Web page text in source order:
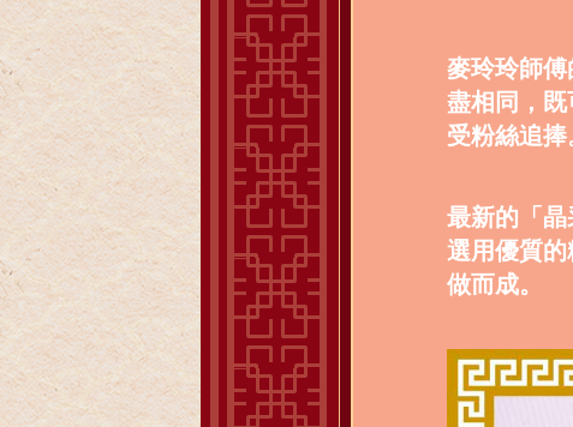
麥玲玲師
盡相同，
受粉絲追捧
最新的「晶
選用優質
做而成。